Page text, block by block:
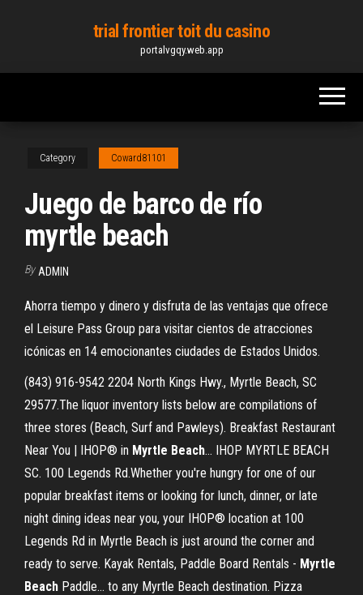
content
trial frontier toit du casino
portalvgqy.web.app
Category Coward81101
Juego de barco de río
myrtle beach
By ADMIN
Ahorra tiempo y dinero y disfruta de las ventajas que ofrece
el Leisure Pass Group para visitar cientos de atracciones
icónicas en 14 emocionantes ciudades de Estados Unidos.
(843) 916-9542 2204 North Kings Hwy., Myrtle Beach, SC
29577.The liquor inventory lists below are compilations of
three stores (Beach, Surf and Pawleys). Breakfast Restaurant
Near You | IHOP® in Myrtle Beach… IHOP MYRTLE BEACH
SC. 100 Legends Rd.Whether you're hungry for one of our
popular breakfast items or looking for lunch, dinner, or late
night dining ideas near you, your IHOP® location at 100
Legends Rd in Myrtle Beach is just around the corner and
ready to serve. Kayak Rentals, Paddle Board Rentals - Myrtle
Beach Paddle… to any Myrtle Beach destination. Pizza